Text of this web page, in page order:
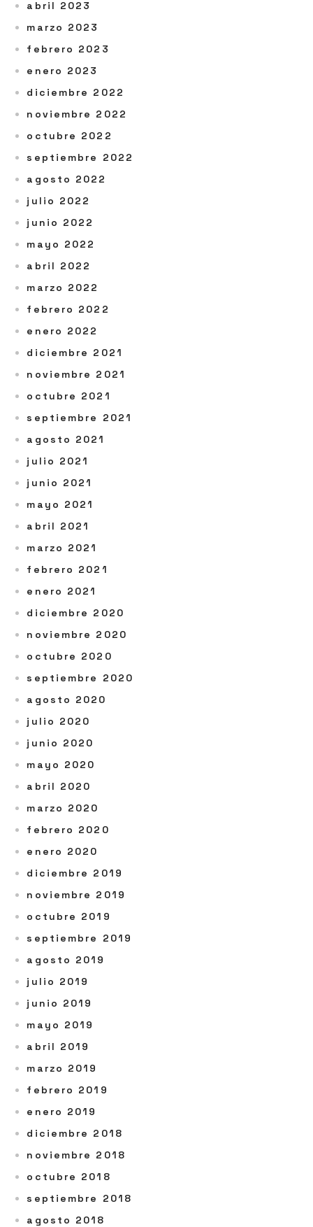
abril 2023
marzo 2023
febrero 2023
enero 2023
diciembre 2022
noviembre 2022
octubre 2022
septiembre 2022
agosto 2022
julio 2022
junio 2022
mayo 2022
abril 2022
marzo 2022
febrero 2022
enero 2022
diciembre 2021
noviembre 2021
octubre 2021
septiembre 2021
agosto 2021
julio 2021
junio 2021
mayo 2021
abril 2021
marzo 2021
febrero 2021
enero 2021
diciembre 2020
noviembre 2020
octubre 2020
septiembre 2020
agosto 2020
julio 2020
junio 2020
mayo 2020
abril 2020
marzo 2020
febrero 2020
enero 2020
diciembre 2019
noviembre 2019
octubre 2019
septiembre 2019
agosto 2019
julio 2019
junio 2019
mayo 2019
abril 2019
marzo 2019
febrero 2019
enero 2019
diciembre 2018
noviembre 2018
octubre 2018
septiembre 2018
agosto 2018